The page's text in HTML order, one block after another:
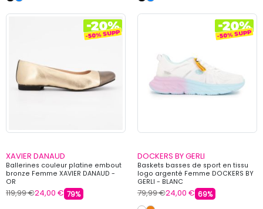
XAVIER DANAUD
Ballerines couleur platine embout
bronze Femme XAVIER DANAUD -
OR
119,99 €24,00 € 79%
DOCKERS BY GERLI
Baskets basses de sport en tissu
logo argenté Femme DOCKERS BY
GERLI - BLANC
79,99 €24,00 € 69%